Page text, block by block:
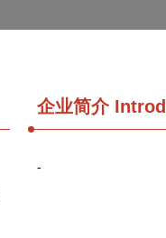
企业简介
-